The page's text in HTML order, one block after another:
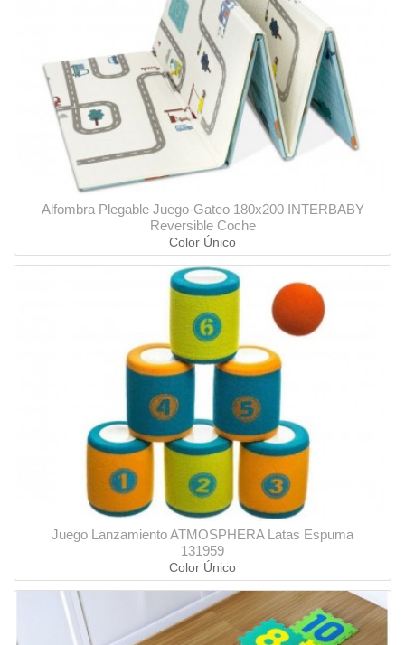
Alfombra Plegable Juego-Gateo 180x200 INTERBABY
Reversible Coche
Color Único
Juego Lanzamiento ATMOSPHERA Latas Espuma
131959
Color Único